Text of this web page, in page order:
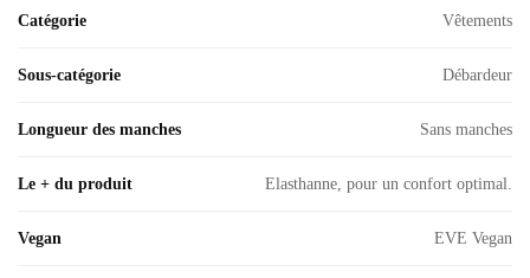
Catégorie Vêtements
Sous-catégorie Débardeur
Longueur des manches Sans manches
Le + du produit Elasthanne, pour un confort optimal.
Vegan EVE Vegan